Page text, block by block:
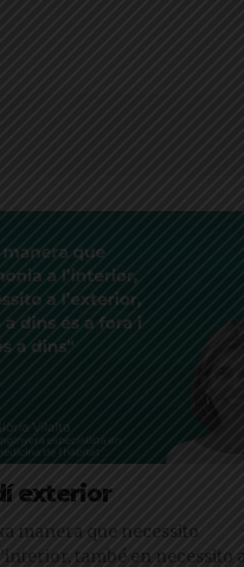
exterior
manera que necessito
també en necessito a